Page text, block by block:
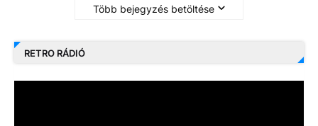
Több bejegyzés betöltése
RETRO RÁDIÓ